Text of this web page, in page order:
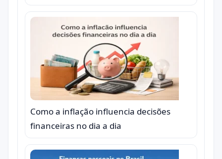
Como a inflação influencia decisões
financeiras no dia a dia